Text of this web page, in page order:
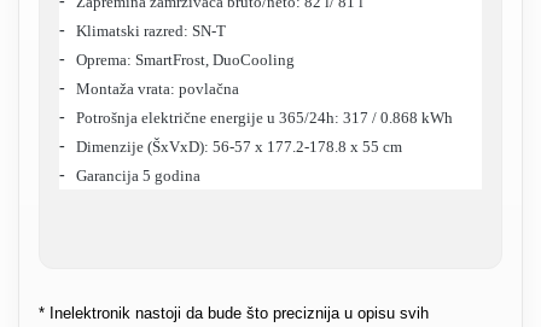
Klimatski razred: SN-T
Oprema: SmartFrost, DuoCooling
Montaža vrata: povlačna
Potrošnja električne energije u 365/24h: 317 / 0.868 kWh
Dimenzije (ŠxVxD): 56-57 x 177.2-178.8 x 55 cm
Garancija 5 godina
* Inelektronik nastoji da bude što preciznija u opisu svih